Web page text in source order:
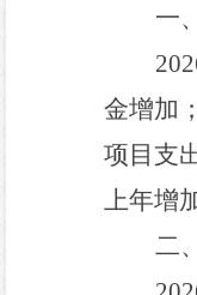
一、
金增加
项目支
上年增
二、